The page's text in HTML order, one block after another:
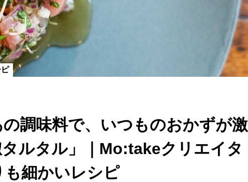
調味料で、いつものおかずが激
ルタル」｜Mo:takeクリエイタ
細かいレシピ